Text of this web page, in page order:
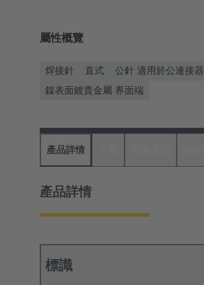
屬性概覽
焊接針 直式 公針 適用於公連接器
鎳表面鍍貴金屬 界面端
產品詳情
產品詳情
標識